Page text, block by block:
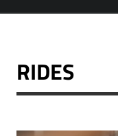
RIDES